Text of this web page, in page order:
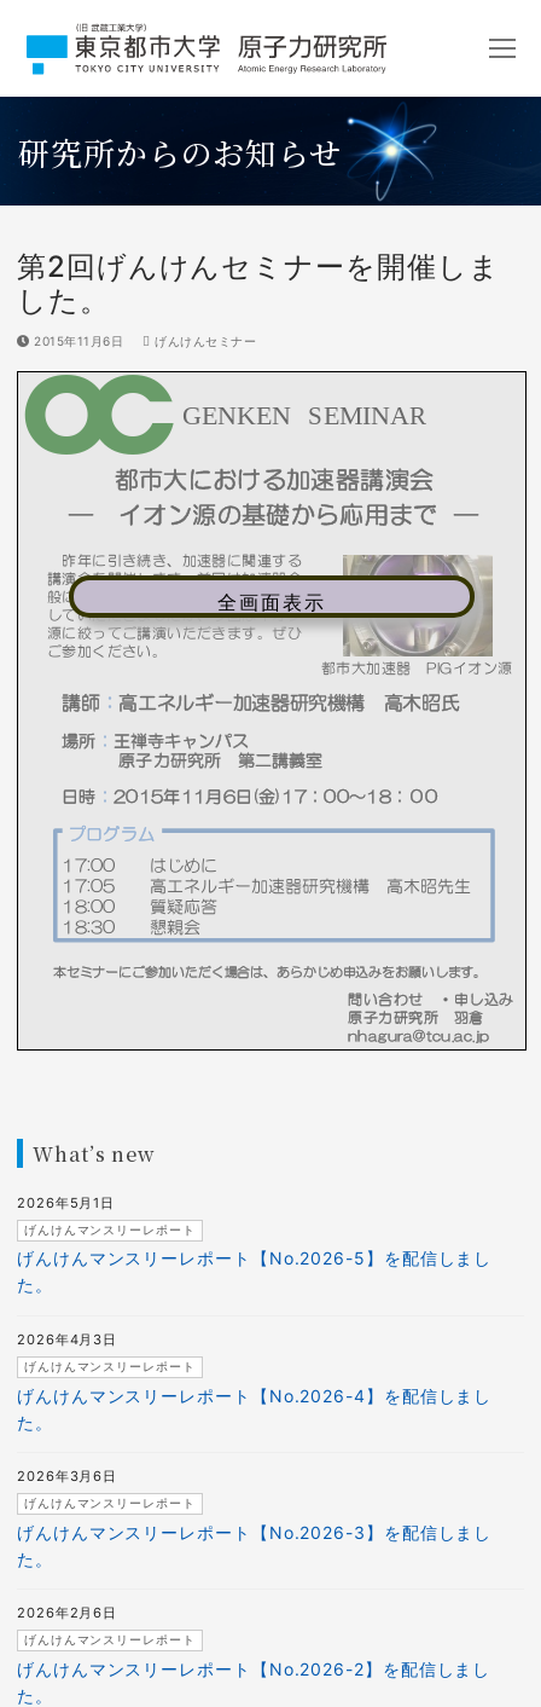
研究所からのお知らせ
第2回げんけんセミナーを開催しま
した。
2015年11月6日 げんけんセミナー
全画面表示
What’s new
げんけんマンスリーレポート【No.2026-5】を配信しまし
た。
げんけんマンスリーレポート
2026年5月1日
げんけんマンスリーレポート【No.2026-4】を配信しまし
た。
げんけんマンスリーレポート
2026年4月3日
げんけんマンスリーレポート【No.2026-3】を配信しまし
た。
げんけんマンスリーレポート
2026年3月6日
げんけんマンスリーレポート【No.2026-2】を配信しまし
た。
げんけんマンスリーレポート
2026年2月6日